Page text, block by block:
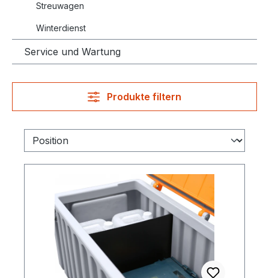
Streuwagen
Winterdienst
Service und Wartung
Produkte filtern